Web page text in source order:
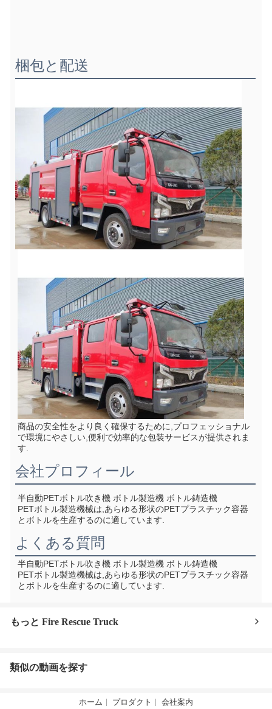
梱包と配送
商品の安全性をより良く確保するために,プロフェッショナル
で環境にやさしい,便利で効率的な包装サービスが提供されま
す.
会社プロフィール
半自動PETボトル吹き機 ボトル製造機 ボトル鋳造機
PETボトル製造機械は,あらゆる形状のPETプラスチック容器
とボトルを生産するのに適しています.
よくある質問
半自動PETボトル吹き機 ボトル製造機 ボトル鋳造機
PETボトル製造機械は,あらゆる形状のPETプラスチック容器
とボトルを生産するのに適しています.
もっと Fire Rescue Truck
類似の動画を探す
ホーム プロダクト 会社案内